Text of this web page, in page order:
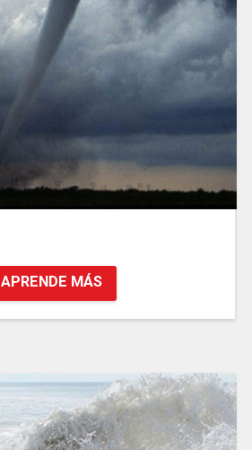
APRENDE MÁS